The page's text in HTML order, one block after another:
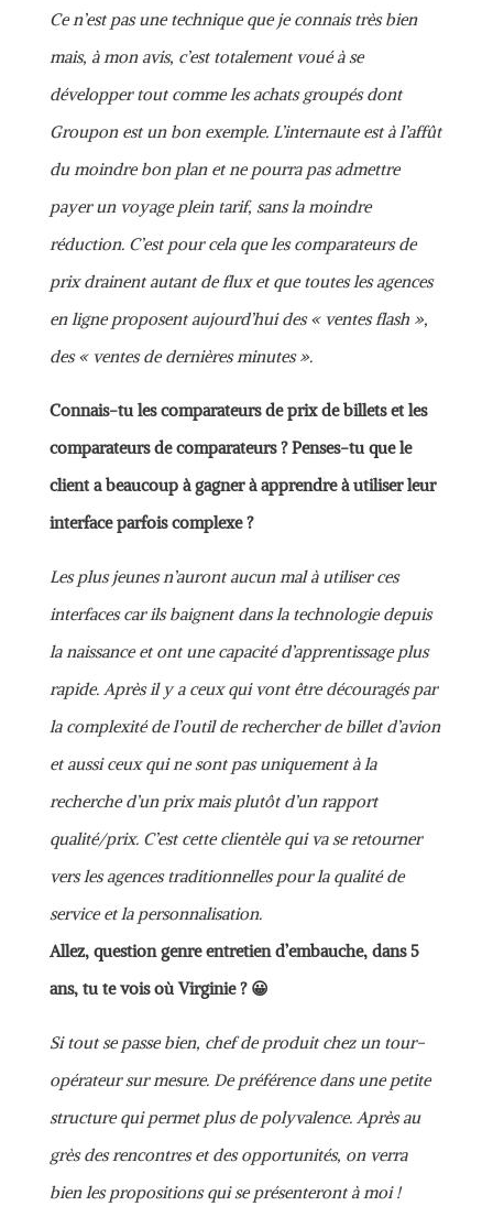
Ce n’est pas une technique que je connais très bien
mais, à mon avis, c’est totalement voué à se
développer tout comme les achats groupés dont
Groupon est un bon exemple. L’internaute est à l’affût
du moindre bon plan et ne pourra pas admettre
payer un voyage plein tarif, sans la moindre
réduction. C’est pour cela que les comparateurs de
prix drainent autant de flux et que toutes les agences
en ligne proposent aujourd’hui des « ventes flash »,
des « ventes de dernières minutes ».
Connais-tu les comparateurs de prix de billets et les
comparateurs de comparateurs ? Penses-tu que le
client a beaucoup à gagner à apprendre à utiliser leur
interface parfois complexe ?
Les plus jeunes n’auront aucun mal à utiliser ces
interfaces car ils baignent dans la technologie depuis
la naissance et ont une capacité d’apprentissage plus
rapide. Après il y a ceux qui vont être découragés par
la complexité de l’outil de rechercher de billet d’avion
et aussi ceux qui ne sont pas uniquement à la
recherche d’un prix mais plutôt d’un rapport
qualité/prix. C’est cette clientèle qui va se retourner
vers les agences traditionnelles pour la qualité de
service et la personnalisation.
Allez, question genre entretien d’embauche, dans 5
ans, tu te vois où Virginie ? 😀
Si tout se passe bien, chef de produit chez un tour-
opérateur sur mesure. De préférence dans une petite
structure qui permet plus de polyvalence. Après au
grès des rencontres et des opportunités, on verra
bien les propositions qui se présenteront à moi !